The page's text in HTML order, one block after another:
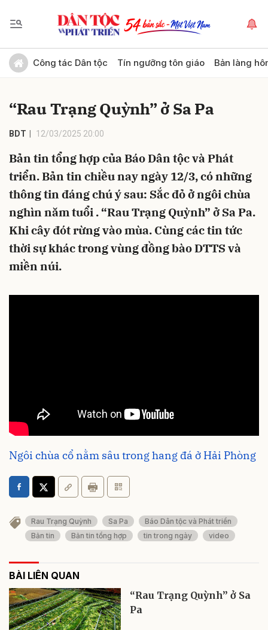
Công tác Dân tộc Tín ngưỡng tôn giáo Bản làng
“Rau Trạng Quỳnh” ở Sa Pa
BDT 12/03/2025 20:00
Bản tin tổng hợp của Báo Dân tộc và Phát
triển. Bản tin chiều nay ngày 12/3, có những
thông tin đáng chú ý sau: Sắc đỏ ở ngôi chùa
nghìn năm tuổi . “Rau Trạng Quỳnh” ở Sa Pa.
Khi cây đót rừng vào mùa. Cùng các tin tức
thời sự khác trong vùng đồng bào DTTS và
miền núi.
Ngôi chùa cổ nằm sâu trong hang đá ở Hải Phòng
Rau Trạng Quỳnh Sa Pa
Báo Dân tộc và Phát triển
Bản tin
Bản tin tổng hợp tin trong ngày video
BÀI LIÊN QUAN
“Rau Trạng Quỳnh” ở Sa
Pa
Gửi bình luận
Hủy Gửi